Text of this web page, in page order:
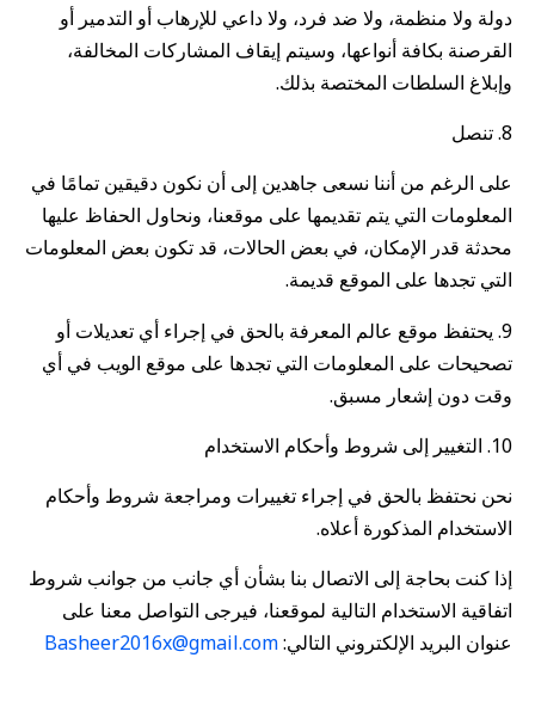
دولة ولا منظمة، ولا ضد فرد، ولا داعي للإرهاب أو التدمير أو
القرصنة بكافة أنواعها، وسيتم إيقاف المشاركات المخالفة،
وإبلاغ السلطات المختصة بذلك.
8. تنصل
على الرغم من أننا نسعى جاهدين إلى أن نكون دقيقين تمامًا في
المعلومات التي يتم تقديمها على موقعنا، ونحاول الحفاظ عليها
محدثة قدر الإمكان، في بعض الحالات، قد تكون بعض المعلومات
التي تجدها على الموقع قديمة.
9. يحتفظ موقع عالم المعرفة بالحق في إجراء أي تعديلات أو
تصحيحات على المعلومات التي تجدها على موقع الويب في أي
وقت دون إشعار مسبق.
10. التغيير إلى شروط وأحكام الاستخدام
نحن نحتفظ بالحق في إجراء تغييرات ومراجعة شروط وأحكام
الاستخدام المذكورة أعلاه.
إذا كنت بحاجة إلى الاتصال بنا بشأن أي جانب من جوانب شروط
اتفاقية الاستخدام التالية لموقعنا، فيرجى التواصل معنا على
عنوان البريد الإلكتروني التالي:Basheer2016x@gmail.com